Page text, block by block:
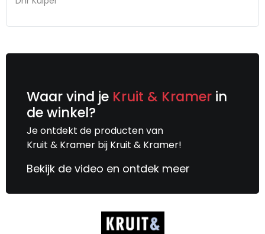
gezien in de winkel op ons thuisadres in
Waar vind je Kruit & Kramer in
de winkel?
Je ontdekt de producten van
Kruit & Kramer bij Kruit & Kramer!
Bekijk de video en ontdek meer